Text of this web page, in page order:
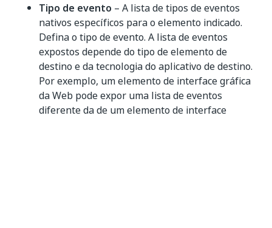
Tipo de evento – A lista de tipos de eventos
nativos específicos para o elemento indicado.
Defina o tipo de evento. A lista de eventos
expostos depende do tipo de elemento de
destino e da tecnologia do aplicativo de destino.
Por exemplo, um elemento de interface gráfica
da Web pode expor uma lista de eventos
diferente da de um elemento de interface